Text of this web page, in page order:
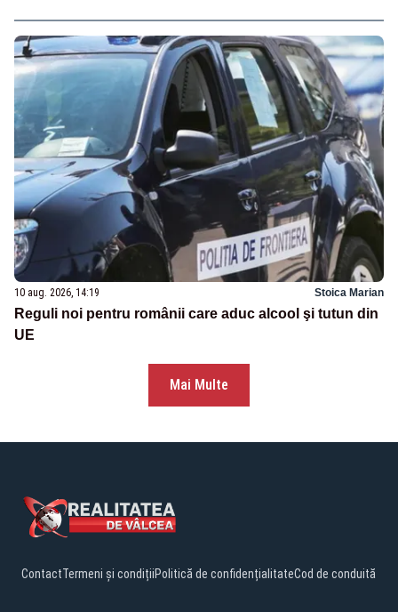
10 aug. 2026, 14:19 Stoica Marian
Reguli noi pentru românii care aduc alcool şi tutun din
UE
Mai Multe
ContactTermeni și condițiiPolitică de confidențialitateCod de conduită